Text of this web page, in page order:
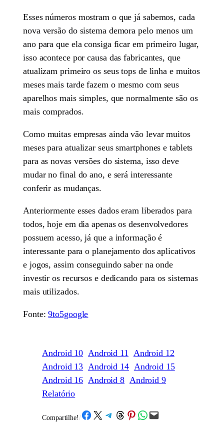
Esses números mostram o que já sabemos, cada
nova versão do sistema demora pelo menos um
ano para que ela consiga ficar em primeiro lugar,
isso acontece por causa das fabricantes, que
atualizam primeiro os seus tops de linha e muitos
meses mais tarde fazem o mesmo com seus
aparelhos mais simples, que normalmente são os
mais comprados.
Como muitas empresas ainda vão levar muitos
meses para atualizar seus smartphones e tablets
para as novas versões do sistema, isso deve
mudar no final do ano, e será interessante
conferir as mudanças.
Anteriormente esses dados eram liberados para
todos, hoje em dia apenas os desenvolvedores
possuem acesso, já que a informação é
interessante para o planejamento dos aplicativos
e jogos, assim conseguindo saber na onde
investir os recursos e dedicando para os sistemas
mais utilizados.
Fonte:9to5google
Android 10 Android 11 Android 12
Android 13 Android 14 Android 15
Android 16 Android 8 Android 9
Relatório
Compartilhe! /Share on Facebook
Share on X Share on Telegram
Share on Threads
Share on Pinterest
Share on WhatsApp
Email this Page